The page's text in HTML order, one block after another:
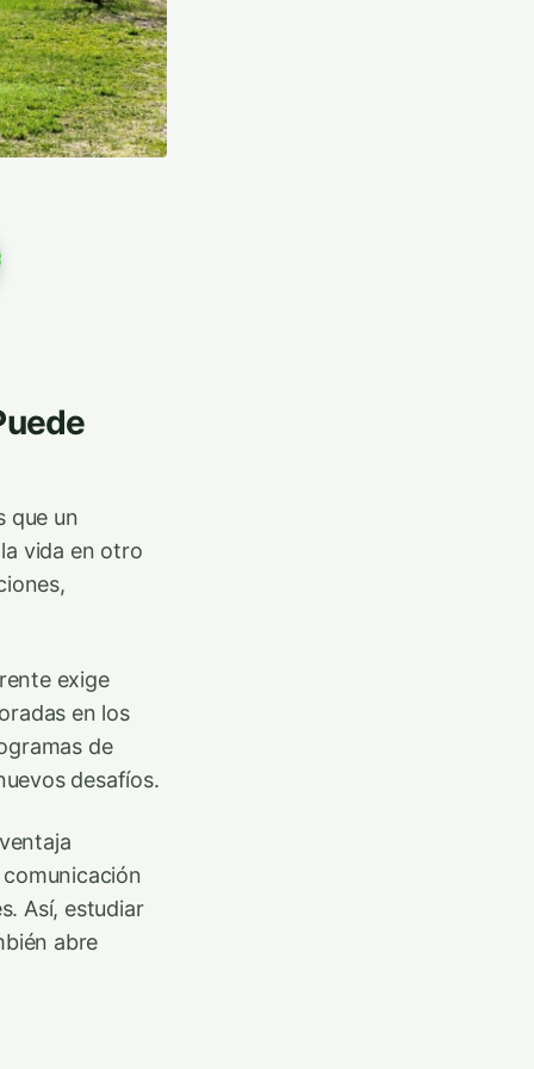
que un
vida en otro
exige
en los
de
desafíos.
Así, estudiar
abre